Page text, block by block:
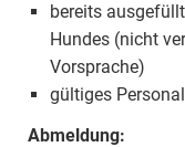
bereits
Hundes (nicht
Vorsprache)
gültiges
Abmeldung: